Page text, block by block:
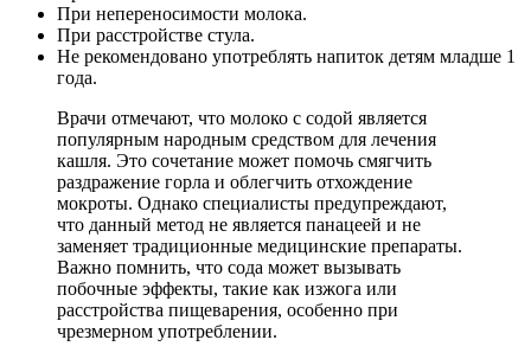
При непереносимости молока.
При расстройстве стула.
Не рекомендовано употреблять напиток детям младше 1
года.
Врачи отмечают, что молоко с содой является
популярным народным средством для лечения
кашля. Это сочетание может помочь смягчить
раздражение горла и облегчить отхождение
мокроты. Однако специалисты предупреждают,
что данный метод не является панацеей и не
заменяет традиционные медицинские препараты.
Важно помнить, что сода может вызывать
побочные эффекты, такие как изжога или
расстройства пищеварения, особенно при
чрезмерном употреблении.